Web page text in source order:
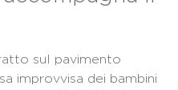
sul pavimento
improvvisa dei bambini